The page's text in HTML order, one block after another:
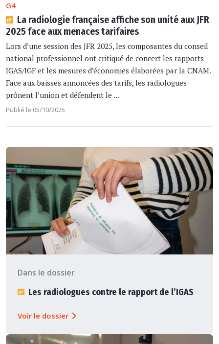
G4
La radiologie française affiche son unité aux JFR
2025 face aux menaces tarifaires
Lors d’une session des JFR 2025, les composantes du conseil
national professionnel ont critiqué de concert les rapports
IGAS/IGF et les mesures d’économies élaborées par la CNAM.
Face aux baisses annoncées des tarifs, les radiologues
prônent l’union et défendent le ...
Publié le 05/10/2025
Dans le dossier
Les radiologues contre le rapport de l’IGAS
Voir le dossier